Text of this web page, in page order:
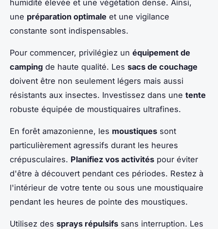
humidité élevée et une végétation dense. Ainsi,
une préparation optimale et une vigilance
constante sont indispensables.
Pour commencer, privilégiez un équipement de
camping de haute qualité. Les sacs de couchage
doivent être non seulement légers mais aussi
résistants aux insectes. Investissez dans une tente
robuste équipée de moustiquaires ultrafines.
En forêt amazonienne, les moustiques sont
particulièrement agressifs durant les heures
crépusculaires. Planifiez vos activités pour éviter
d'être à découvert pendant ces périodes. Restez à
l'intérieur de votre tente ou sous une moustiquaire
pendant les heures de pointe des moustiques.
Utilisez des sprays répulsifs sans interruption. Les